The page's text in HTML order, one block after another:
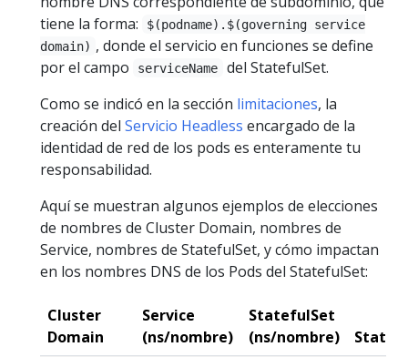
tiene la forma:
$(podname).$(governing service
domain) , donde el servicio en funciones se define
por el campo
serviceName
del StatefulSet.
Como se indicó en la sección limitaciones, la
creación del Servicio Headless encargado de la
identidad de red de los pods es enteramente tu
responsabilidad.
Aquí se muestran algunos ejemplos de elecciones
de nombres de Cluster Domain, nombres de
Service, nombres de StatefulSet, y cómo impactan
en los nombres DNS de los Pods del StatefulSet:
Cluster
Domain
Service
(ns/nombre)
StatefulSet
(ns/nombre)